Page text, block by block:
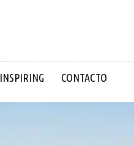
INSPIRING CONTACTO